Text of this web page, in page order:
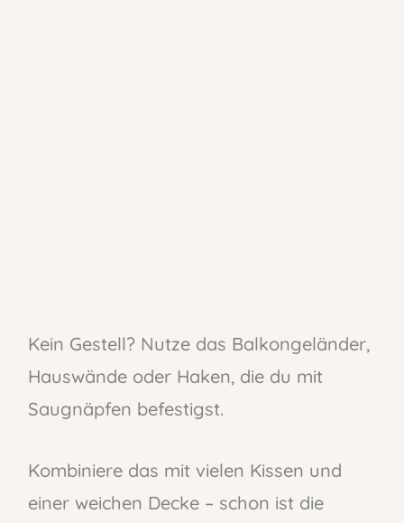
Kein Gestell? Nutze das Balkongeländer,
Hauswände oder Haken, die du mit
Saugnäpfen befestigst.
Kombiniere das mit vielen Kissen und
einer weichen Decke – schon ist die